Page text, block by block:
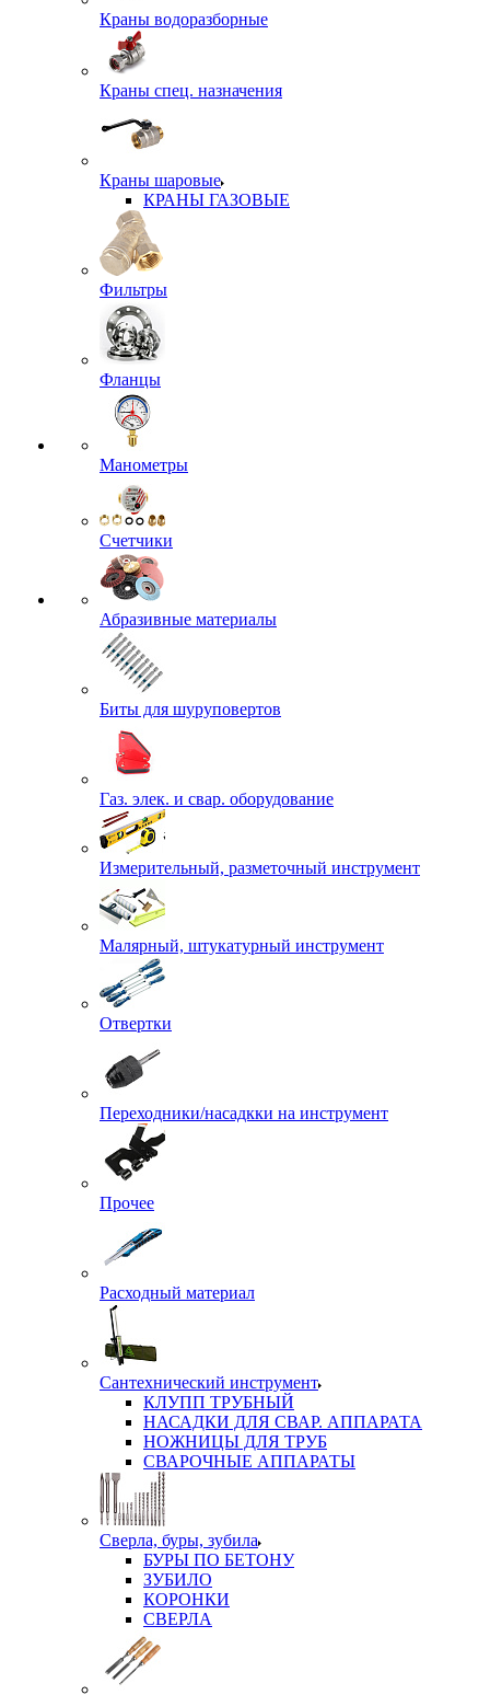
Краны водоразборные
Краны спец. назначения
Краны шаровые
КРАНЫ ГАЗОВЫЕ
Фильтры
Фланцы
Манометры
Счетчики
Абразивные материалы
Биты для шуруповертов
Газ. элек. и свар. оборудование
Измерительный, разметочный инструмент
Малярный, штукатурный инструмент
Отвертки
Переходники/насадкки на инструмент
Прочее
Расходный материал
Сантехнический инструмент
КЛУПП ТРУБНЫЙ
НАСАДКИ ДЛЯ СВАР. АППАРАТА
НОЖНИЦЫ ДЛЯ ТРУБ
СВАРОЧНЫЕ АППАРАТЫ
Сверла, буры, зубила
БУРЫ ПО БЕТОНУ
ЗУБИЛО
КОРОНКИ
СВЕРЛА